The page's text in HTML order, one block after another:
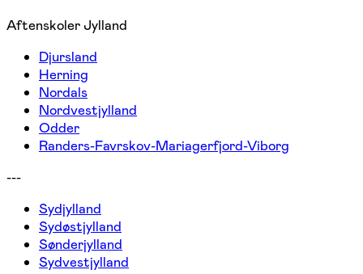
Aftenskoler Jylland
Djursland
Herning
Nordals
Nordvestjylland
Odder
Randers-Favrskov-Mariagerfjord-Viborg
---
Sydjylland
Sydøstjylland
Sønderjylland
Sydvestjylland